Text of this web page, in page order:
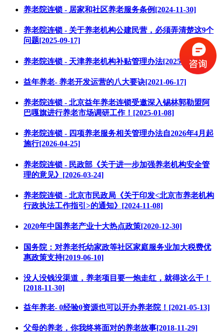
养老院连锁 - 居家和社区养老服务条例[2024-11-30]
养老院连锁 - 关于养老机构公建民营，必须弄清楚这9个
问题[2025-09-17]
养老院连锁 - 天津养老机构补贴管理办法[2025-06-23]
益年养老- 养老开发运营的八大要诀[2021-06-17]
养老院连锁 - 北京益年养老连锁受邀深入锡林郭勒盟阿
巴嘎旗进行养老市场调研工作！[2025-01-08]
养老院连锁 - 四项养老服务相关管理办法自2026年4月起
施行[2026-04-25]
养老院连锁 - 民政部《关于进一步加强养老机构安全管
理的意见》[2026-03-24]
养老院连锁 - 北京市民政局《关于印发<北京市养老机构
行政执法工作指引>的通知》[2024-11-08]
2020年中国养老产业十大热点政策[2020-12-30]
国务院：对养老托幼家政等社区家庭服务业加大税费优
惠政策支持[2019-06-10]
没人没钱没渠道，养老项目要一炮走红，就得这么干！
[2018-11-30]
益年养老- 0经验0资源也可以开办养老院！[2021-05-13]
父母的养老，你我终将面对的养老故事[2018-11-29]